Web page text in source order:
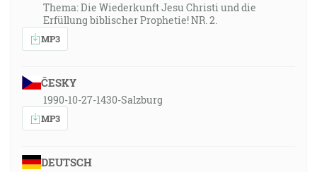
Thema: Die Wiederkunft Jesu Christi und die
Erfüllung biblischer Prophetie! NR. 2.
MP3
ČESKY
1990-10-27-1430-Salzburg
MP3
DEUTSCH